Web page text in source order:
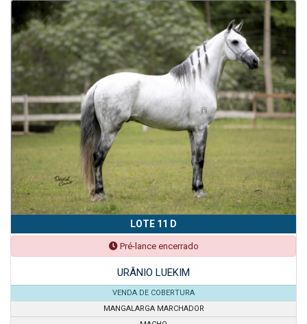
LOTE 11 D
Pré-lance encerrado
URÂNIO LUEKIM
VENDA DE COBERTURA
MANGALARGA MARCHADOR